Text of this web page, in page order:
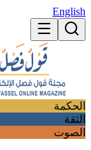
English
الحكمة
الثقة
الصوت